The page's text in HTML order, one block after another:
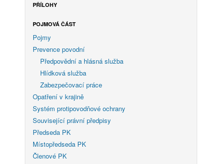
PŘÍLOHY
POJMOVÁ ČÁST
Pojmy
Prevence povodní
Předpovědní a hlásná služba
Hlídková služba
Zabezpečovací práce
Opatření v krajině
Systém protipovodňové ochrany
Související právní předpisy
Předseda PK
Místopředseda PK
Členové PK